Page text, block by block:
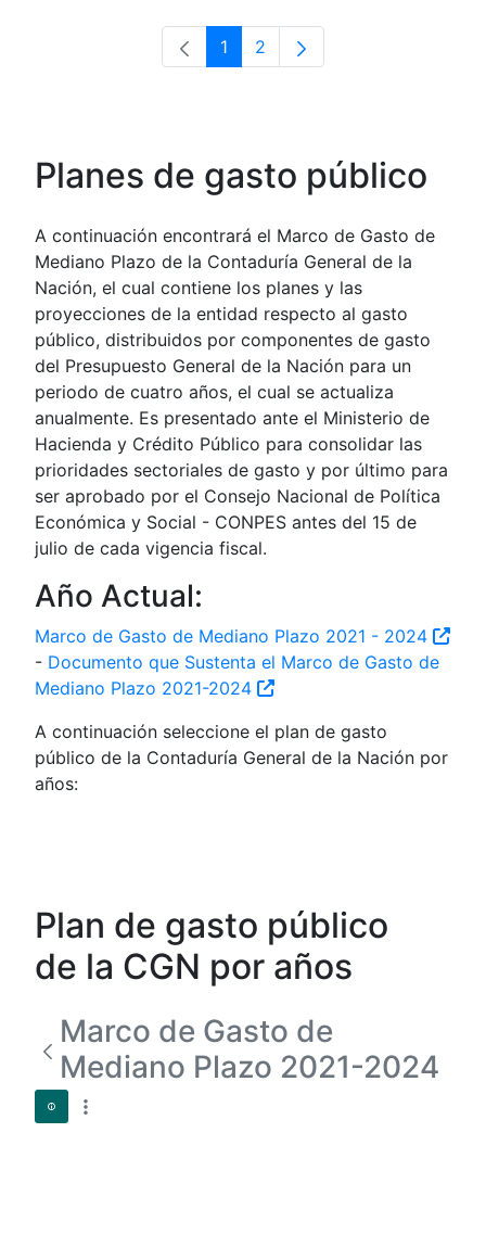
Página
1 Página
2
Planes de gasto público
A continuación encontrará el Marco de Gasto de
Mediano Plazo de la Contaduría General de la
Nación, el cual contiene los planes y las
proyecciones de la entidad respecto al gasto
público, distribuidos por componentes de gasto
del Presupuesto General de la Nación para un
periodo de cuatro años, el cual se actualiza
anualmente. Es presentado ante el Ministerio de
Hacienda y Crédito Público para consolidar las
prioridades sectoriales de gasto y por último para
ser aprobado por el Consejo Nacional de Política
Económica y Social - CONPES antes del 15 de
julio de cada vigencia fiscal.
Año Actual:
Marco de Gasto de Mediano Plazo 2021 - 2024
- Documento que Sustenta el Marco de Gasto de
Mediano Plazo 2021-2024
A continuación seleccione el plan de gasto
público de la Contaduría General de la Nación por
años:
Plan de gasto público
de la CGN por años
Marco de Gasto de
Mediano Plazo 2021-2024